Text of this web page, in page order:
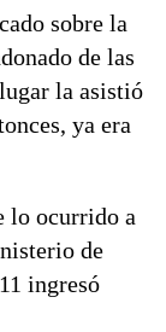
sobre la
de las
la asistió
ya era
lo ocurrido a
de
ingresó